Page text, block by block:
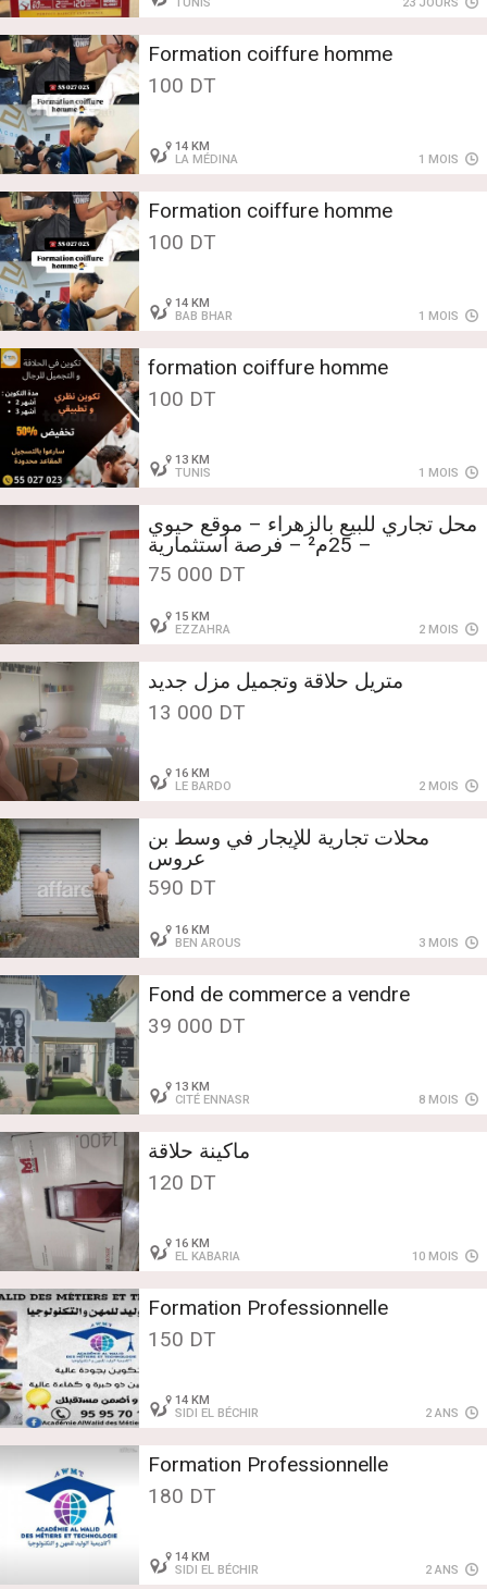
TUNIS
23 JOURS
Formation coiffure homme
100 DT
14 KM
LA MÉDINA
1 MOIS
Formation coiffure homme
100 DT
14 KM
BAB BHAR
1 MOIS
formation coiffure homme
100 DT
13 KM
TUNIS
1 MOIS
محل تجاري للبيع بالزهراء – موقع حيوي
– 25م² – فرصة استثمارية
75 000 DT
15 KM
EZZAHRA
2 MOIS
متريل حلاقة وتجميل مزل جديد
13 000 DT
16 KM
LE BARDO
2 MOIS
محلات تجارية للإيجار في وسط بن
عروس
590 DT
16 KM
BEN AROUS
3 MOIS
Fond de commerce a vendre
39 000 DT
13 KM
CITÉ ENNASR
8 MOIS
ماكينة حلاقة
120 DT
16 KM
EL KABARIA
10 MOIS
Formation Professionnelle
150 DT
14 KM
SIDI EL BÉCHIR
2 ANS
Formation Professionnelle
180 DT
14 KM
SIDI EL BÉCHIR
2 ANS